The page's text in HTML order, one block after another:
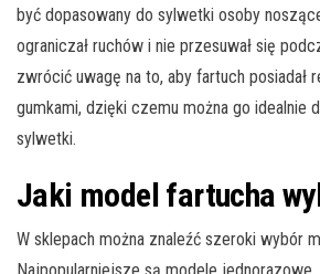
być dopasowany do sylwetki osoby
ograniczał ruchów i nie przesuwał się
zwrócić uwagę na to, aby fartuch posiadał
gumkami, dzięki czemu można go idealnie
sylwetki.
Jaki model fartucha
W sklepach można znaleźć szeroki wybór